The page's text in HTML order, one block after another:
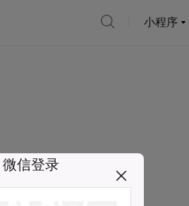
小程序
微信登录